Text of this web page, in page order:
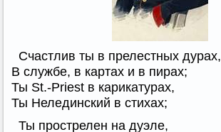
Счастлив ты в прелестных дурах,
В службе, в картах и в пирах;
Ты St.-Priest в карикатурах,
Ты Нелединский в стихах;
Ты прострелен на дуэле,